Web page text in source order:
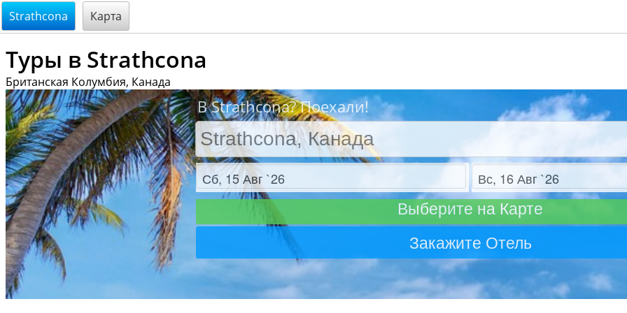
@endsectiom
Strathcona Карта
Туры в Strathcona
Британская Колумбия, Канада
В Strathcona? Поехали!
Заезд Отъезд
Выберите на Карте
Закажите Отель